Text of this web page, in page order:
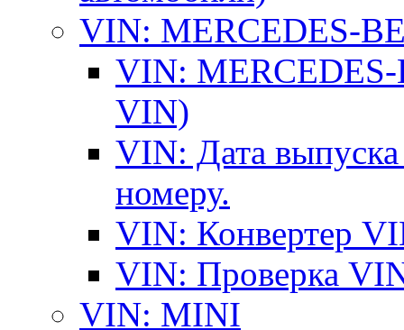
VIN: MERCEDES-
VIN: MERCEDES-
VIN)
VIN: Дата
номеру.
VIN: Конвертер
VIN: Проверка
VIN: MINI